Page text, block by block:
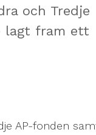
och Tredje
lagt fram ett
AP-fonden